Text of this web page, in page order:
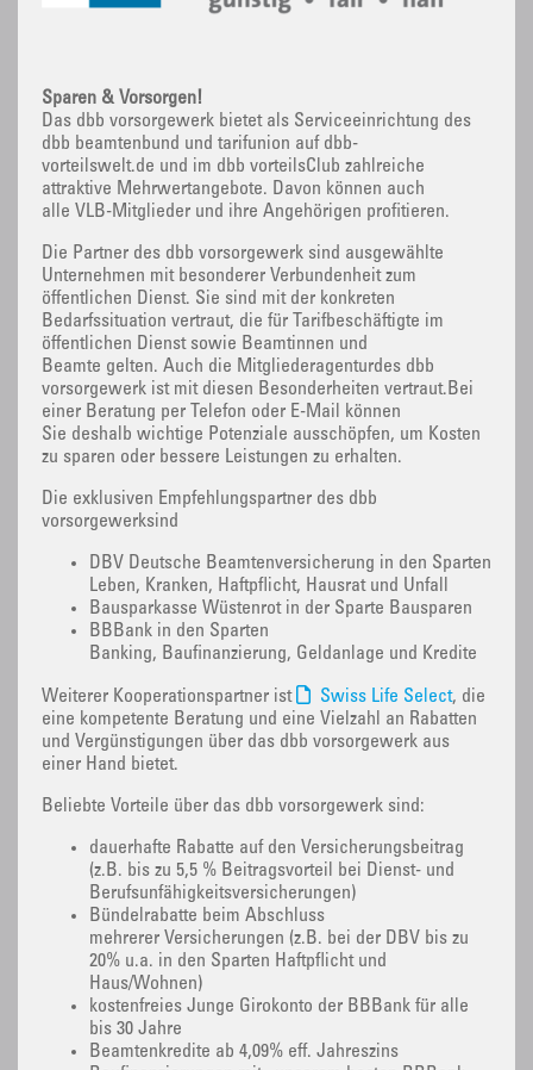
Sparen & Vorsorgen!
Das dbb vorsorgewerk bietet als Serviceeinrichtung des
dbb beamtenbund und tarifunion auf dbb-
vorteilswelt.de und im dbb vorteilsClub zahlreiche
attraktive Mehrwertangebote. Davon können auch
alle VLB-Mitglieder und ihre Angehörigen profitieren.
Die Partner des dbb vorsorgewerk sind ausgewählte
Unternehmen mit besonderer Verbundenheit zum
öffentlichen Dienst. Sie sind mit der konkreten
Bedarfssituation vertraut, die für Tarifbeschäftigte im
öffentlichen Dienst sowie Beamtinnen und
Beamte gelten. Auch die Mitgliederagenturdes dbb
vorsorgewerk ist mit diesen Besonderheiten vertraut.Bei
einer Beratung per Telefon oder E-Mail können
Sie deshalb wichtige Potenziale ausschöpfen, um Kosten
zu sparen oder bessere Leistungen zu erhalten.
Die exklusiven Empfehlungspartner des dbb
vorsorgewerksind
DBV Deutsche Beamtenversicherung in den Sparten
Leben, Kranken, Haftpflicht, Hausrat und Unfall
Bausparkasse Wüstenrot in der Sparte Bausparen
BBBank in den Sparten
Banking, Baufinanzierung, Geldanlage und Kredite
Weiterer Kooperationspartner ist Swiss Life Select, die
eine kompetente Beratung und eine Vielzahl an Rabatten
und Vergünstigungen über das dbb vorsorgewerk aus
einer Hand bietet.
Beliebte Vorteile über das dbb vorsorgewerk sind:
dauerhafte Rabatte auf den Versicherungsbeitrag
(z.B. bis zu 5,5 % Beitragsvorteil bei Dienst- und
Berufsunfähigkeitsversicherungen)
Bündelrabatte beim Abschluss
mehrerer Versicherungen (z.B. bei der DBV bis zu
20% u.a. in den Sparten Haftpflicht und
Haus/Wohnen)
kostenfreies Junge Girokonto der BBBank für alle
bis 30 Jahre
Beamtenkredite ab 4,09% eff. Jahreszins